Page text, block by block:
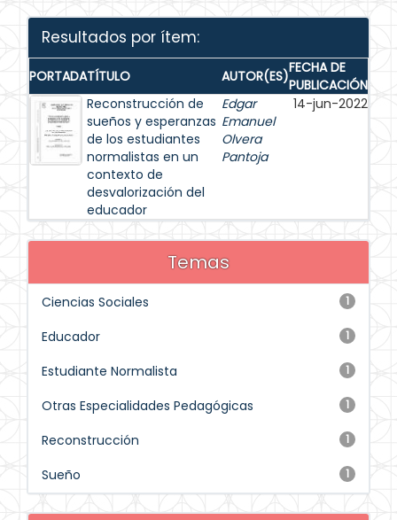
Resultados por ítem:
PORTADATÍTULO AUTOR(ES)FECHA DE
PUBLICACIÓN
Reconstrucción de
sueños y esperanzas
de los estudiantes
normalistas en un
contexto de
desvalorización del
educador
Edgar
Emanuel
Olvera
Pantoja
14-jun-2022
Temas
1
Ciencias Sociales
1
Educador
1
Estudiante Normalista
1
Otras Especialidades Pedagógicas
1
Reconstrucción
1
Sueño